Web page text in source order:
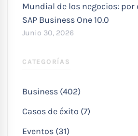
Mundial de los negocios: por
SAP Business One 10.0
Junio 30, 2026
CATEGORÍAS
Business (402)
Casos de éxito (7)
Eventos (31)